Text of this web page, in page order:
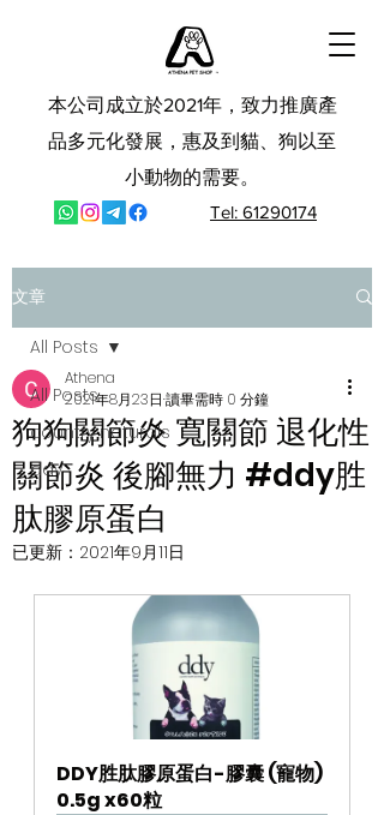
本公司成立於2021年，致力推廣產
品多元化發展，惠及到貓、狗以至
小動物的需要。
Tel: 61290174
文章
All Posts
country naturals
ddy
All Posts
狗狗關節炎 寬關節 退化性
關節炎 後腳無力 #ddy胜
肽膠原蛋白
Athena
2021年8月23日 讀畢需時 0 分鐘
已更新： 2021年9月11日
DDY胜肽膠原蛋白-膠囊 (寵物)
0.5g x60粒